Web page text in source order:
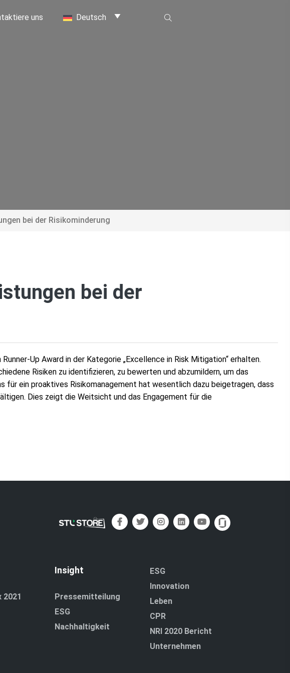
uns Deutsch
bei der Risikominderung
bei der
Up Award in der Kategorie „Excellence in Risk Mitigation“ erhalten.
Risiken zu identifizieren, zu bewerten und abzumildern, um das
ein proaktives Risikomanagement hat wesentlich dazu beigetragen, dass
Dies zeigt die Weitsicht und das Engagement für die
Insight
Pressemitteilung
ESG
Nachhaltigkeit
ESG
Innovation
Leben
CPR
NRI 2020 Bericht
Unternehmen